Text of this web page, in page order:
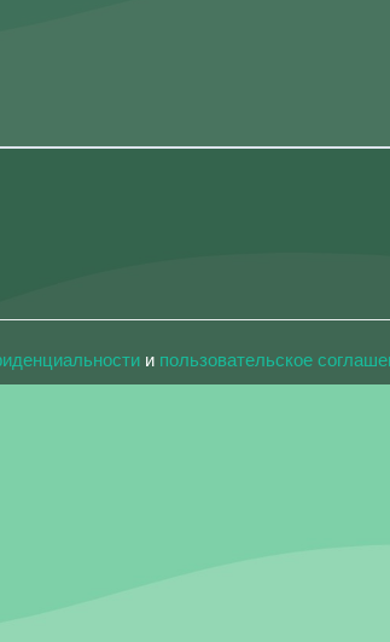
и пользовательское